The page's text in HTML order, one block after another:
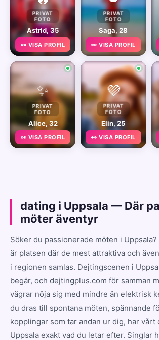
PRIVAT
FOTO
Astrid, 35
👀 VISA PROFIL
PRIVAT
FOTO
Saga, 28
👀 VISA PROFIL
✨
PRIVAT
FOTO
Alice, 32
👀 VISA PROFIL
💜
PRIVAT
FOTO
Elin, 25
👀 VISA PROFIL
dating i Uppsala — Där
möter äventyr
Söker du passionerade möten i
är platsen där de mest attraktiva och
i regionen samlas. Dejtingscenen i
begär, och dejtingplus.com för samman
vägrar nöja sig med mindre än elektrisk
du dras till spontana möten, spännande
kopplingar som tar andan ur dig, har vårt
Uppsala exakt vad du letar efter. Singlar